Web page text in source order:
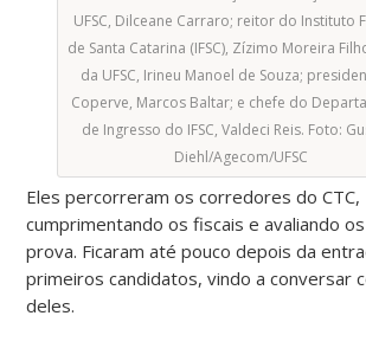
UFSC, Dilceane Carraro; reitor do Instituto
de Santa Catarina (IFSC), Zízimo Moreira
da UFSC, Irineu Manoel de Souza;
Coperve, Marcos Baltar; e chefe do
de Ingresso do IFSC, Valdeci Reis. Foto:
Diehl/Agecom/UFSC
Eles percorreram os corredores do CTC,
cumprimentando os fiscais e avaliando
prova. Ficaram até pouco depois da
primeiros candidatos, vindo a conversar
deles.